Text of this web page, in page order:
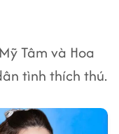
Tâm và Hoa
tình thích thú.